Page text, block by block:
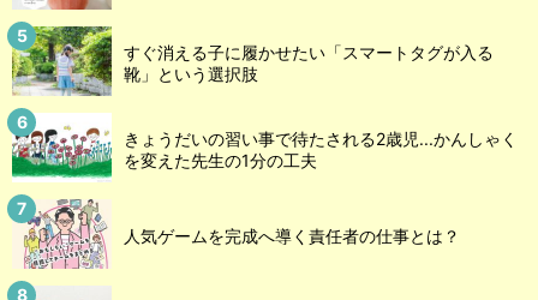
すぐ消える子に履かせたい「スマートタグが入る
靴」という選択肢
きょうだいの習い事で待たされる2歳児...かんしゃく
を変えた先生の1分の工夫
人気ゲームを完成へ導く責任者の仕事とは？